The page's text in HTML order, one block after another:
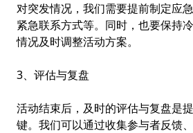
对突发情况，我们需要提前制定应
紧急联系方式等。同时，也要保持
情况及时调整活动方案。
3、评估与复盘
活动结束后，及时的评估与复盘是
键。我们可以通过收集参与者反馈